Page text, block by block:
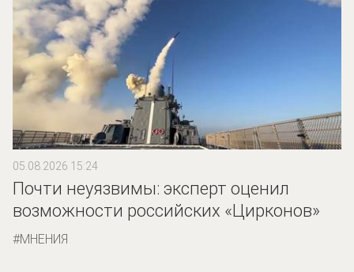
05.08.2026 15:24
Почти неуязвимы: эксперт оценил
возможности российских «Цирконов»
МНЕНИЯ